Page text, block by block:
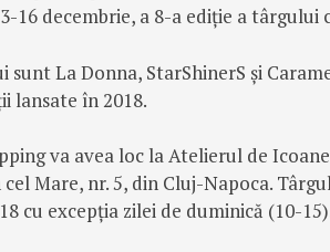
16 decembrie, a 8-a ediție a
La Donna, StarShinerS și
lansate în 2018.
va avea loc la Atelierul de
Mare, nr. 5, din Cluj-Napoca.
cu excepția zilei de duminică (10-